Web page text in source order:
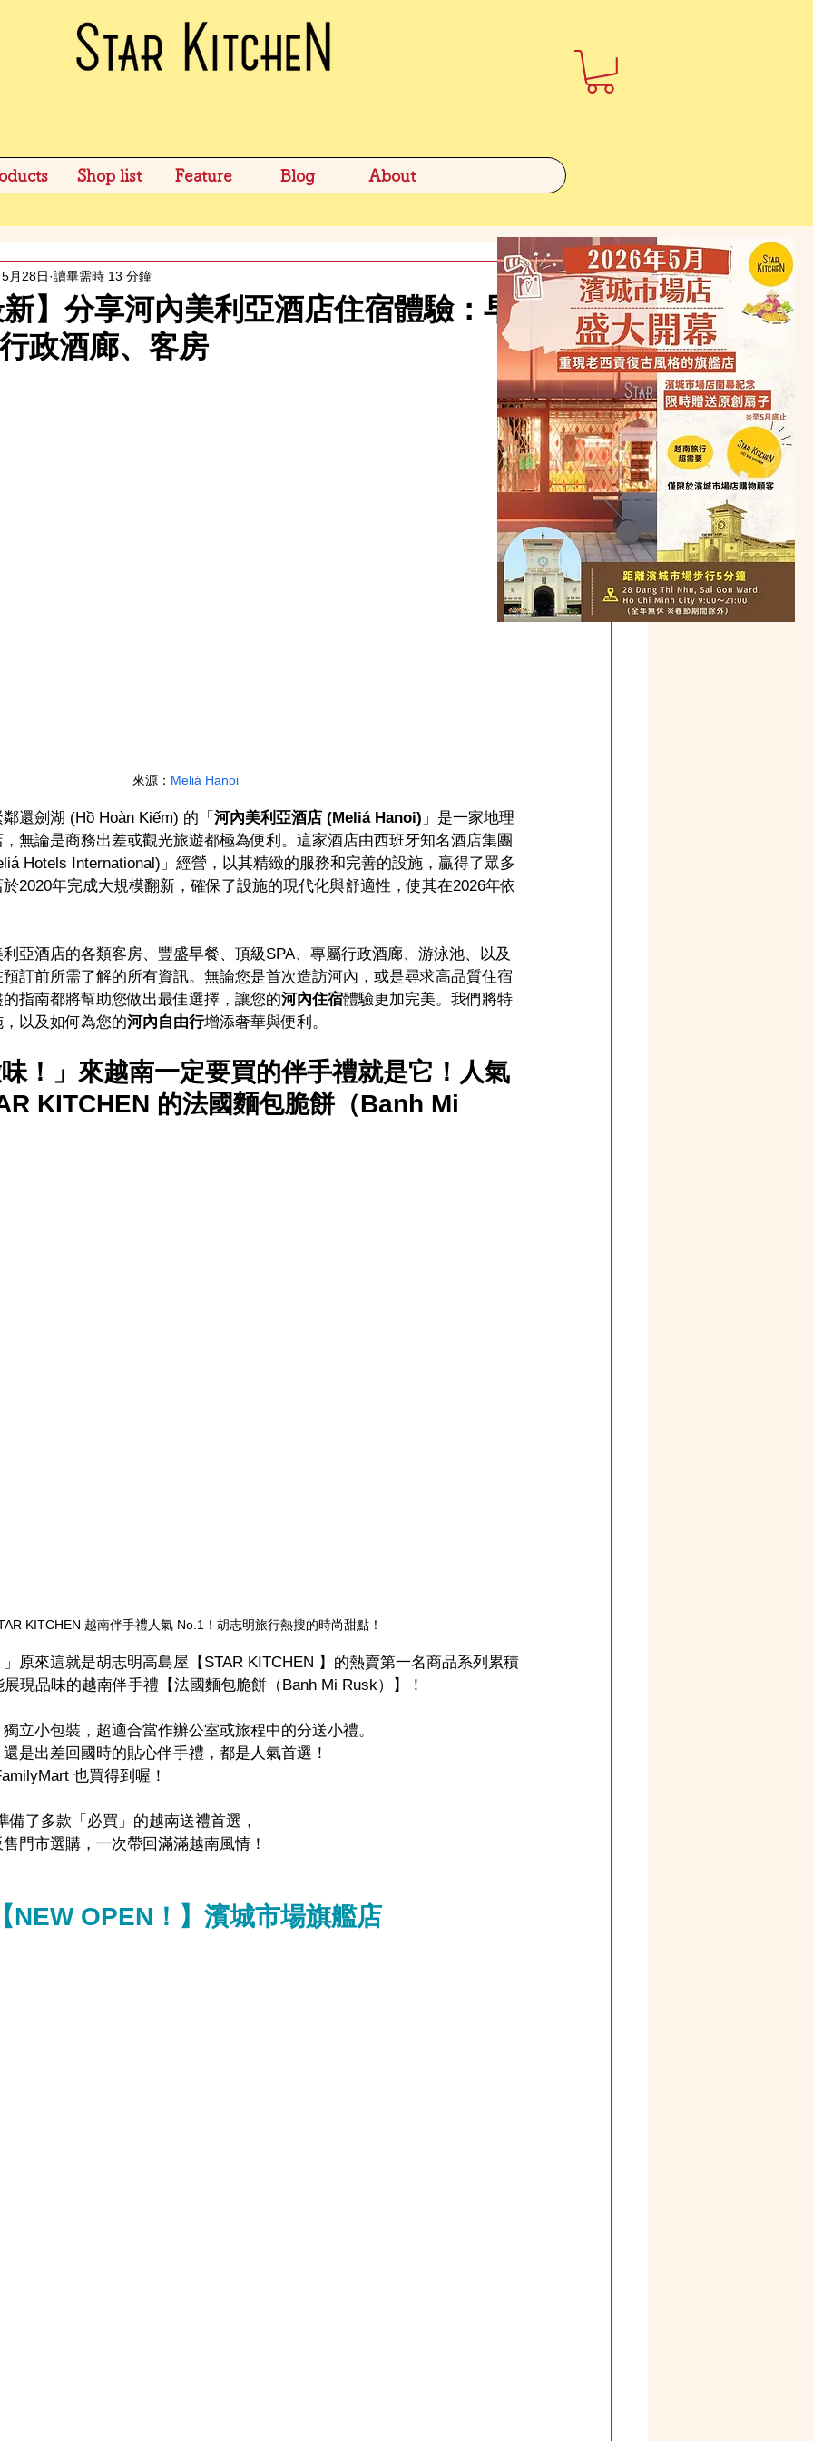
Shop list Feature Blog About
】分享河內美利亞酒店住宿體驗：早
政酒廊、客房
5月28日 讀畢需時 13 分鐘
來源： Meliá Hanoi
還劍湖 (Hồ Hoàn Kiếm) 的「 河內美利亞酒店 (Meliá Hanoi) 」是一家地理
無論是商務出差或觀光旅遊都極為便利。這家酒店由西班牙知名酒店集團
Hotels International)」經營，以其精緻的服務和完善的設施，贏得了眾多
2020年完成大規模翻新，確保了設施的現代化與舒適性，使其在2026年依
亞酒店的各類客房、豐盛早餐、頂級SPA、專屬行政酒廊、游泳池、以及
訂前所需了解的所有資訊。無論您是首次造訪河內，或是尋求高品質住宿
指南都將幫助您做出最佳選擇，讓您的河內住宿體驗更加完美。我們將特
以及如何為您的河內自由行增添奢華與便利。
味！」來越南一定要買的伴手禮就是它！人氣
KITCHEN 的法國麵包脆餅（Banh Mi
KITCHEN 越南伴手禮人氣 No.1！胡志明旅行熱搜的時尚甜點！
原來這就是胡志明高島屋【STAR KITCHEN 】的熱賣第一名商品系列累積
現品味的越南伴手禮【法國麵包脆餅（Banh Mi Rusk）】！
立小包裝，超適合當作辦公室或旅程中的分送小禮。
是出差回國時的貼心伴手禮，都是人氣首選！
也買得到 喔！
備了多款「 必買 」的越南送禮首選，
門市選購，一次帶回滿滿越南風情！
NEW OPEN！】 濱城市場旗艦店